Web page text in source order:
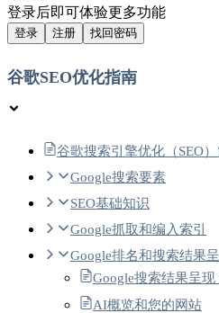
登录后即可体验更多功能
登录 注册 找回密码
谷歌SEO优化指南
谷歌搜索引擎优化（SEO
Google搜索要素
SEO基础知识
Google抓取和编入索引
Google排名和搜索结果
Google搜索结果呈
AI概览和您的网站